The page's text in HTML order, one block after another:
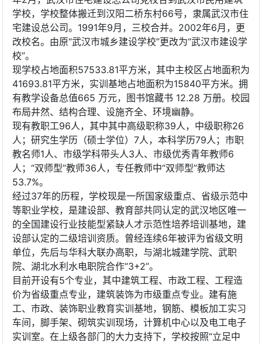
学校，学校整体搬迁到汉阳二桥东村66号，隶属武汉市住
宅建设总公司。1991年9月，三校合并。2002年6月，更
改校名。由原“武汉市城乡建设学校”更改为“武汉市建设学
校”。
现学校占地面积57533.81平方米，其中主校区占地面积为
41693.81平方米，实训基地占地面积为15840平方米。拥
有教学设备总值665 万元，图书馆藏书 12.28 万册。校园
布局井然、结构合理、设施齐全、环境幽静。
现有教职工96人，其中其中高级职称39人，中级职称26
人；研究生学历（硕士学位）7人，本科学历79人；市职
教名师1人、市级学科带头人3人、市级优秀青年教师6
人；“双师型”教师36人，专任教师中“双师型”教师达
53.7%。
经过37年的历程，学校现是一所国家级重点、省级示范中
等职业学校，是建设部、教育部共同认定的武汉地区唯一
的全国建设行业技能型紧缺人才示范性培养培训基地，建
设部认定的二级培训资质。曾经连续6年被评为省级文明
单位，先后与华科大联办高职，与湖北城建学院、武职
院、湖北水利水电职院合作“3+2”。
目前开设有5个专业，其中建筑工程、市政工程、工程造
价为省级重点专业，建筑装饰为市级重点专业。建有施
工、市政、装饰职业教育实训基地，钢筋、模板加工实习
车间，脚手架、砌筑实训现场，计算机中心以及电工电子
实训室。在上级各部门的大力支持下，学校按照“立足中